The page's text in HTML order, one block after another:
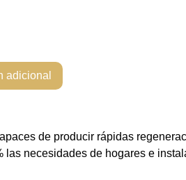
adicional
de producir rápidas
necesidades de hogares e